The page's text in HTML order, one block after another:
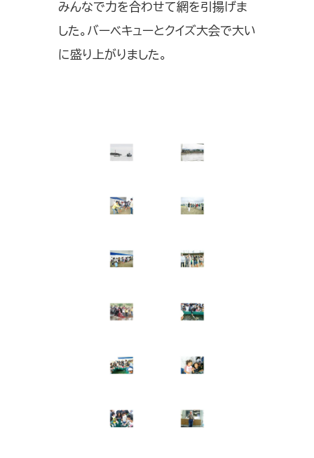
みんなで力を合わせて網を引揚げま
した。バーベキューとクイズ大会で大い
に盛り上がりました。